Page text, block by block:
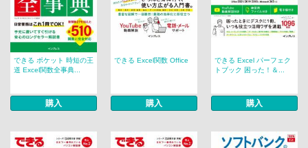
できる ポケット 時短の王
道 Excel関数全事典...
購入
できる Excel関数 Office
購入
できる Excel パーフェク
トブック 困った！＆...
購入